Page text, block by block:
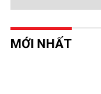
MỚI NHẤT